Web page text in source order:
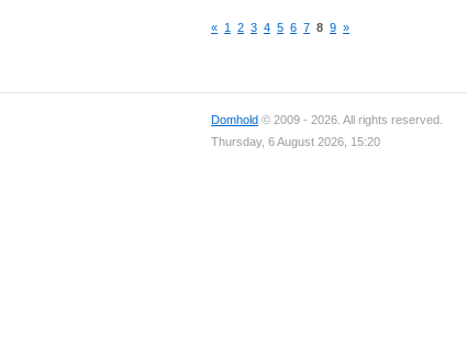
« 1 2 3 4 5 6 7 8 9 »
Domhold © 2009 - 2026. All rights reserved.
Thursday, 6 August 2026, 15:20